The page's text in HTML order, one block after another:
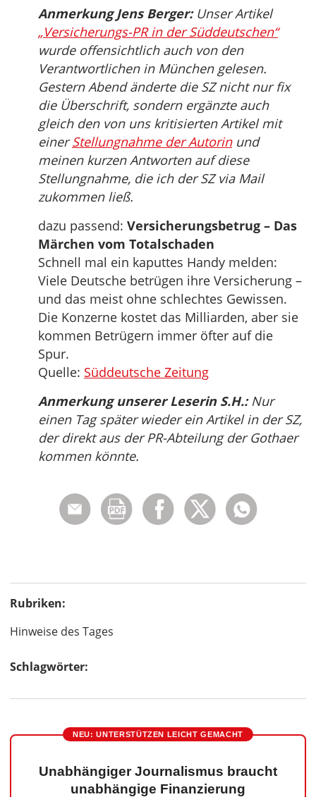
Anmerkung Jens Berger:Unser Artikel
„Versicherungs-PR in der Süddeutschen“
wurde offensichtlich auch von den
Verantwortlichen in München gelesen.
Gestern Abend änderte die SZ nicht nur fix
die Überschrift, sondern ergänzte auch
gleich den von uns kritisierten Artikel mit
einerStellungnahme der Autorinund
meinen kurzen Antworten auf diese
Stellungnahme, die ich der SZ via Mail
zukommen ließ.
dazu passend: Versicherungsbetrug – Das
Märchen vom Totalschaden
Schnell mal ein kaputtes Handy melden:
Viele Deutsche betrügen ihre Versicherung –
und das meist ohne schlechtes Gewissen.
Die Konzerne kostet das Milliarden, aber sie
kommen Betrügern immer öfter auf die
Spur.
Quelle: Süddeutsche Zeitung
Anmerkung unserer Leserin S.H.:Nur
einen Tag später wieder ein Artikel in der SZ,
der direkt aus der PR-Abteilung der Gothaer
kommen könnte.
Rubriken:
Hinweise des Tages
Schlagwörter:
NEU: UNTERSTÜTZEN LEICHT GEMACHT
Unabhängiger Journalismus braucht
unabhängige Finanzierung